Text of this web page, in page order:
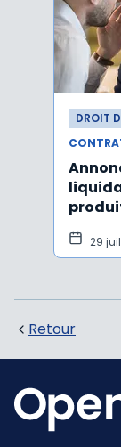
DROIT
29
Retour